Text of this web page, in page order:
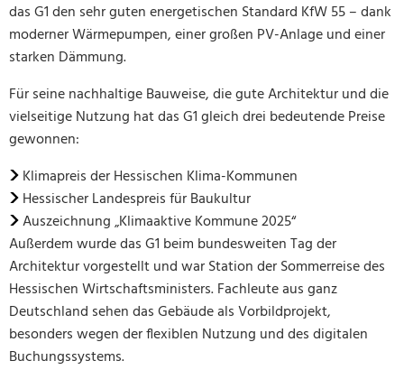
das G1 den sehr guten energetischen Standard KfW 55 – dank
moderner Wärmepumpen, einer großen PV-Anlage und einer
starken Dämmung.
Für seine nachhaltige Bauweise, die gute Architektur und die
vielseitige Nutzung hat das G1 gleich drei bedeutende Preise
gewonnen:
Klimapreis der Hessischen Klima-Kommunen
Hessischer Landespreis für Baukultur
Auszeichnung „Klimaaktive Kommune 2025“
Außerdem wurde das G1 beim bundesweiten Tag der
Architektur vorgestellt und war Station der Sommerreise des
Hessischen Wirtschaftsministers. Fachleute aus ganz
Deutschland sehen das Gebäude als Vorbildprojekt,
besonders wegen der flexiblen Nutzung und des digitalen
Buchungssystems.